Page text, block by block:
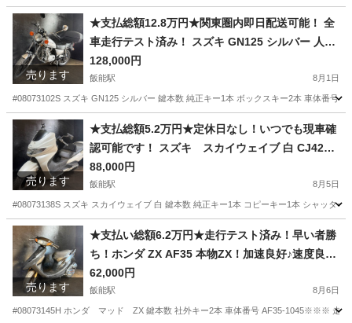
売ります
★支払総額12.8万円★関東圏内即日配送可能！ 全
車走行テスト済み！ スズキ GN125 シルバー 人気
のGN125！ エンジンガード！ 外観良好！ ツーリ
ングなどに♪
128,000円
飯能駅 8月1日
#08073102S スズキ GN125 シルバー 鍵本数 純正キー1本 ボックスキー2本 車体番
埼玉 飯能市 飯能駅 スズキ エンジン
売ります
★支払総額5.2万円★定休日なし！いつでも現車確
認可能です！ スズキ スカイウェイブ 白 CJ42A
人気のスカブ！激安250cc！ ４スト！ ヘッドライ
トガーニッシュ！社外ハンドル！
88,000円
飯能駅 8月5日
#08073138S スズキ スカイウェイブ 白 鍵本数 純正キー1本 コピーキー1本 シャッタ
埼玉 飯能市 飯能駅 スズキ ヘッドライトガーニッシュ
売ります
★支払い総額6.2万円★走行テスト済み！早い者勝
ち！ホンダ ZX AF35 本物ZX！加速良好♪速度良好
♪金ホイール！金フォーク！
62,000円
飯能駅 8月6日
#08073145H ホンダ マッド ZX 鍵本数 社外キー2本 車体番号 AF35-1045※※※ 走行